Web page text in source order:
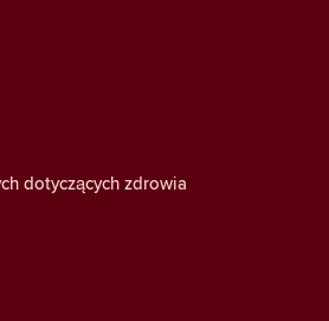
dotyczących zdrowia